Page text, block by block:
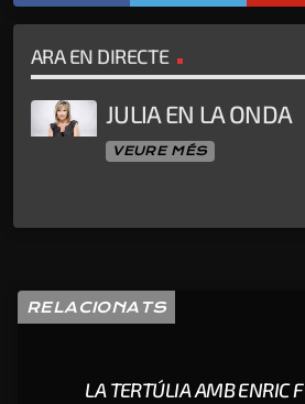
ARA EN DIRECTE
JULIA EN LA ONDA
VEURE MÉS
RELACIONATS
LA TERTÚLIA AMB ENRIC